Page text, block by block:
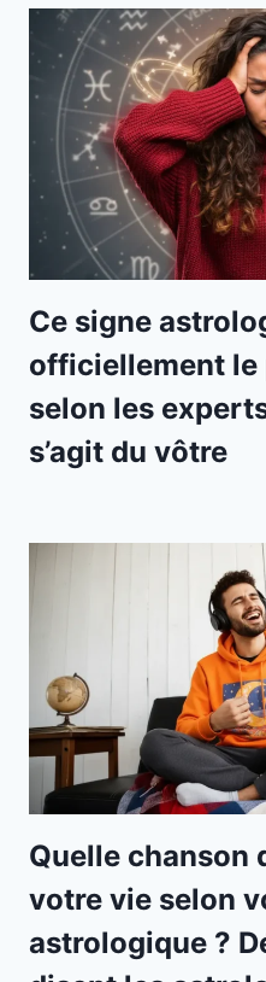
Ce signe
officiellement le
selon les
s’agit du vôtre
Quelle chanson
votre vie selon
astrologique ?